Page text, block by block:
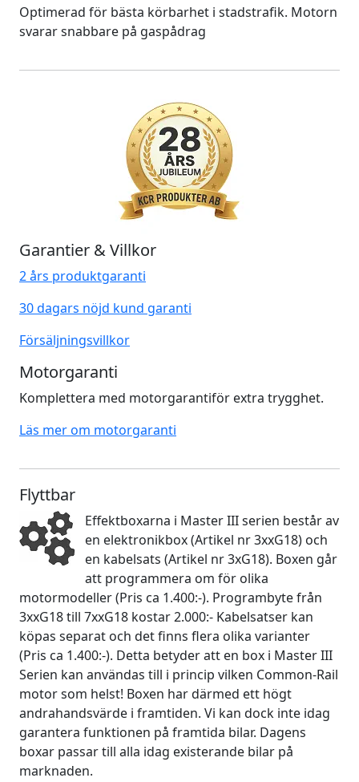
Optimerad för bästa körbarhet i stadstrafik. Motorn
svarar snabbare på gaspådrag
Garantier & Villkor
2 års produktgaranti
30 dagars nöjd kund garanti
Försäljningsvillkor
Motorgaranti
Komplettera med motorgarantiför extra trygghet.
Läs mer om motorgaranti
Flyttbar
Effektboxarna i Master III serien består av
en elektronikbox (Artikel nr 3xxG18) och
en kabelsats (Artikel nr 3xG18). Boxen går
att programmera om för olika
motormodeller (Pris ca 1.400:-). Programbyte från
3xxG18 till 7xxG18 kostar 2.000:- Kabelsatser kan
köpas separat och det finns flera olika varianter
(Pris ca 1.400:-). Detta betyder att en box i Master III
Serien kan användas till i princip vilken Common-Rail
motor som helst! Boxen har därmed ett högt
andrahandsvärde i framtiden. Vi kan dock inte idag
garantera funktionen på framtida bilar. Dagens
boxar passar till alla idag existerande bilar på
marknaden.